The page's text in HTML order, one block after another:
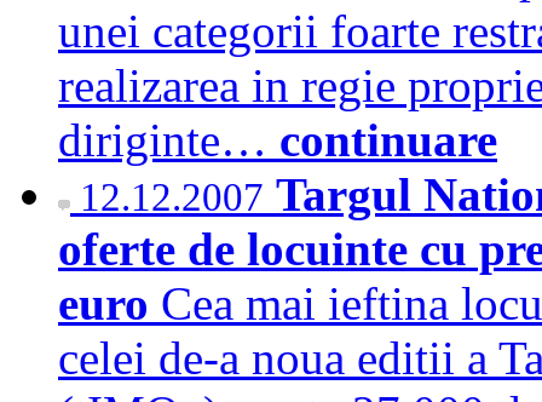
unei categorii foarte
realizarea in regie
diriginte… continuare
12.12.2007 Targul
oferte de locuinte cu
euro Cea mai ieftina
celei de-a noua editii a